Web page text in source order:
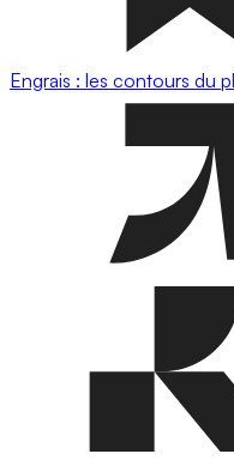
Engrais : les contours du